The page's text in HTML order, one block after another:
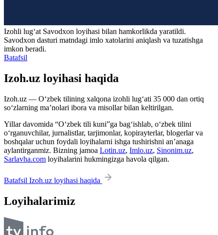
Izohli lugʻat Savodxon loyihasi bilan hamkorlikda yaratildi.
Savodxon dasturi matndagi imlo xatolarini aniqlash va tuzatishga
imkon beradi.
Batafsil
Izoh.uz loyihasi haqida
Izoh.uz — O‘zbek tilining xalqona izohli lug‘ati 35 000 dan ortiq
so‘zlarning ma’nolari ibora va misollar bilan keltirilgan.
Yillar davomida “O‘zbek tili kuni”ga bag‘ishlab, o‘zbek tilini
o‘rganuvchilar, jurnalistlar, tarjimonlar, kopirayterlar, blogerlar va
boshqalar uchun foydali loyihalarni ishga tushirishni an’anaga
aylantirganmiz. Bizning jamoa Lotin.uz, Imlo.uz, Sinonim.uz,
Sarlavha.com loyihalarini hukmingizga havola qilgan.
Batafsil Izoh.uz loyihasi haqida
Loyihalarimiz